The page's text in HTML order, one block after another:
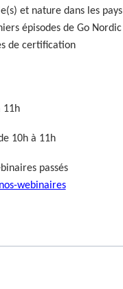
et nature dans les pays
épisodes de Go Nordic
de certification
11h
10h à 11h
passés
webinaires